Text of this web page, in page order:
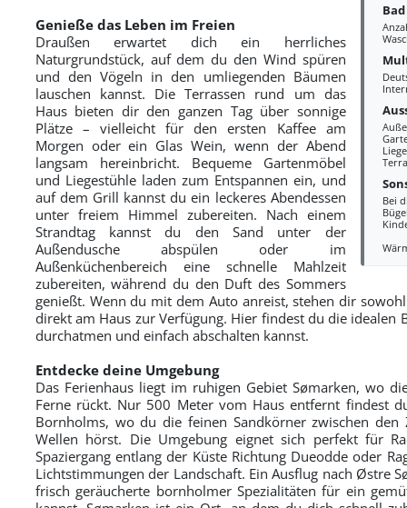
Bad
Bei
Genieße das Leben im Freien
Draußen erwartet dich ein herrliches
Naturgrundstück, auf dem du den Wind spüren
und den Vögeln in den umliegenden Bäumen
lauschen kannst. Die Terrassen rund um das
Haus bieten dir den ganzen Tag über sonnige
Plätze – vielleicht für den ersten Kaffee am
Morgen oder ein Glas Wein, wenn der Abend
langsam hereinbricht. Bequeme Gartenmöbel
und Liegestühle laden zum Entspannen ein, und
auf dem Grill kannst du ein leckeres Abendessen
unter freiem Himmel zubereiten. Nach einem
Strandtag kannst du den Sand unter der
Außendusche abspülen oder im
Außenküchenbereich eine schnelle Mahlzeit
zubereiten, während du den Duft des Sommers
genießt. Wenn du mit dem Auto anreist, stehen dir
direkt am Haus zur Verfügung. Hier findest du die
durchatmen und einfach abschalten kannst.
Entdecke deine Umgebung
Das Ferienhaus liegt im ruhigen Gebiet Sømarken, wo
Ferne rückt. Nur 500 Meter vom Haus entfernt findest
Bornholms, wo du die feinen Sandkörner zwischen
Wellen hörst. Die Umgebung eignet sich perfekt für
Spaziergang entlang der Küste Richtung Dueodde oder
Lichtstimmungen der Landschaft. Ein Ausflug nach Østre
frisch geräucherte bornholmer Spezialitäten für ein